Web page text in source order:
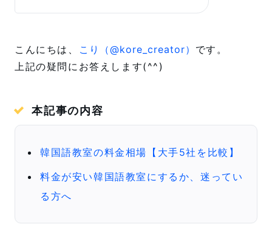
k
s
こんにちは、 こり（@kore_creator） です。
上記の疑問にお答えします(^^)
本記事の内容
韓国語教室の料金相場【大手5社を比較】
料金が安い韓国語教室にするか、迷ってい
る方へ